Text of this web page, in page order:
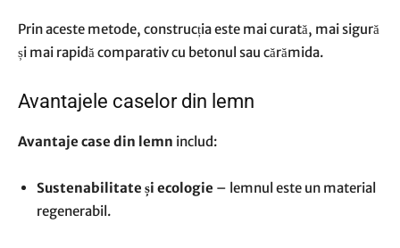
Prin aceste metode, construcția este mai curată, mai sigură
și mai rapidă comparativ cu betonul sau cărămida.
Avantajele caselor din lemn
Avantaje case din lemn includ:
Sustenabilitate și ecologie – lemnul este un material
regenerabil.